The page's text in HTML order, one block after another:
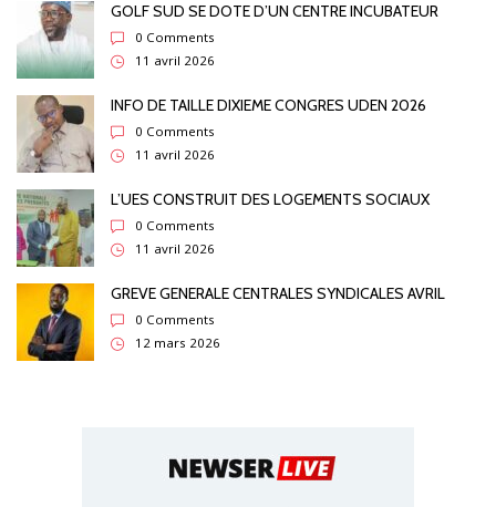
GOLF SUD SE DOTE D’UN CENTRE INCUBATEUR
0 Comments
11 avril 2026
INFO DE TAILLE DIXIEME CONGRES UDEN 2026
0 Comments
11 avril 2026
L’UES CONSTRUIT DES LOGEMENTS SOCIAUX
0 Comments
11 avril 2026
GREVE GENERALE CENTRALES SYNDICALES AVRIL
0 Comments
12 mars 2026